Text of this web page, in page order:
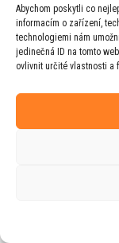
Abychom poskytli co
informacím o zařízení,
technologiemi nám
jedinečná ID na tomto
ovlivnit určité vlastnosti a
Web